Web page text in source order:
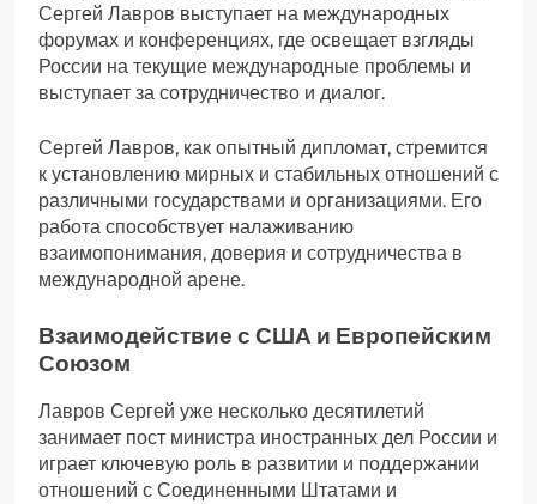
Сергей Лавров выступает на международных
форумах и конференциях, где освещает взгляды
России на текущие международные проблемы и
выступает за сотрудничество и диалог.
Сергей Лавров, как опытный дипломат, стремится
к установлению мирных и стабильных отношений с
различными государствами и организациями. Его
работа способствует налаживанию
взаимопонимания, доверия и сотрудничества в
международной арене.
Взаимодействие с США и Европейским
Союзом
Лавров Сергей уже несколько десятилетий
занимает пост министра иностранных дел России и
играет ключевую роль в развитии и поддержании
отношений с Соединенными Штатами и